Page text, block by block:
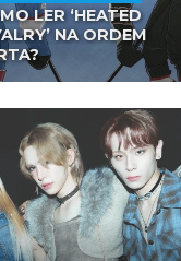
LER ‘HEATED
NA ORDEM